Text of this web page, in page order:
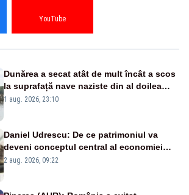
YouTube
Dunărea a secat atât de mult încât a scos
la suprafață nave naziste din al doilea
război mondial
1 aug. 2026, 23:10
Daniel Udrescu: De ce patrimoniul va
deveni conceptul central al economiei
viitoare?
2 aug. 2026, 09:22